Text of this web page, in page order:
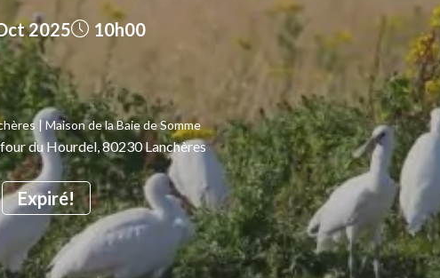
2025
Expiré!
10h00
| Maison de la Baie de Somme
du Hourdel, 80230 Lanchères